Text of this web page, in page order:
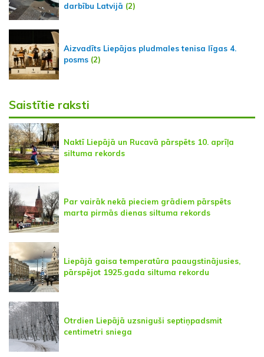
darbību Latvijā (2)
Aizvadīts Liepājas pludmales tenisa līgas 4.
posms (2)
Saistītie raksti
Naktī Liepājā un Rucavā pārspēts 10. aprīļa
siltuma rekords
Par vairāk nekā pieciem grādiem pārspēts
marta pirmās dienas siltuma rekords
Liepājā gaisa temperatūra paaugstinājusies,
pārspējot 1925.gada siltuma rekordu
Otrdien Liepājā uzsniguši septiņpadsmit
centimetri sniega